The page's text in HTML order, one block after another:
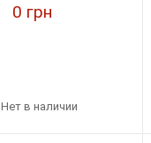
0 грн
Нет в наличии